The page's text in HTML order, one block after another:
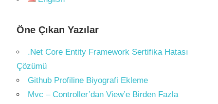
Öne Çıkan Yazılar
.Net Core Entity Framework Sertifika Hatası
Çözümü
Github Profiline Biyografi Ekleme
Mvc – Controller’dan View’e Birden Fazla